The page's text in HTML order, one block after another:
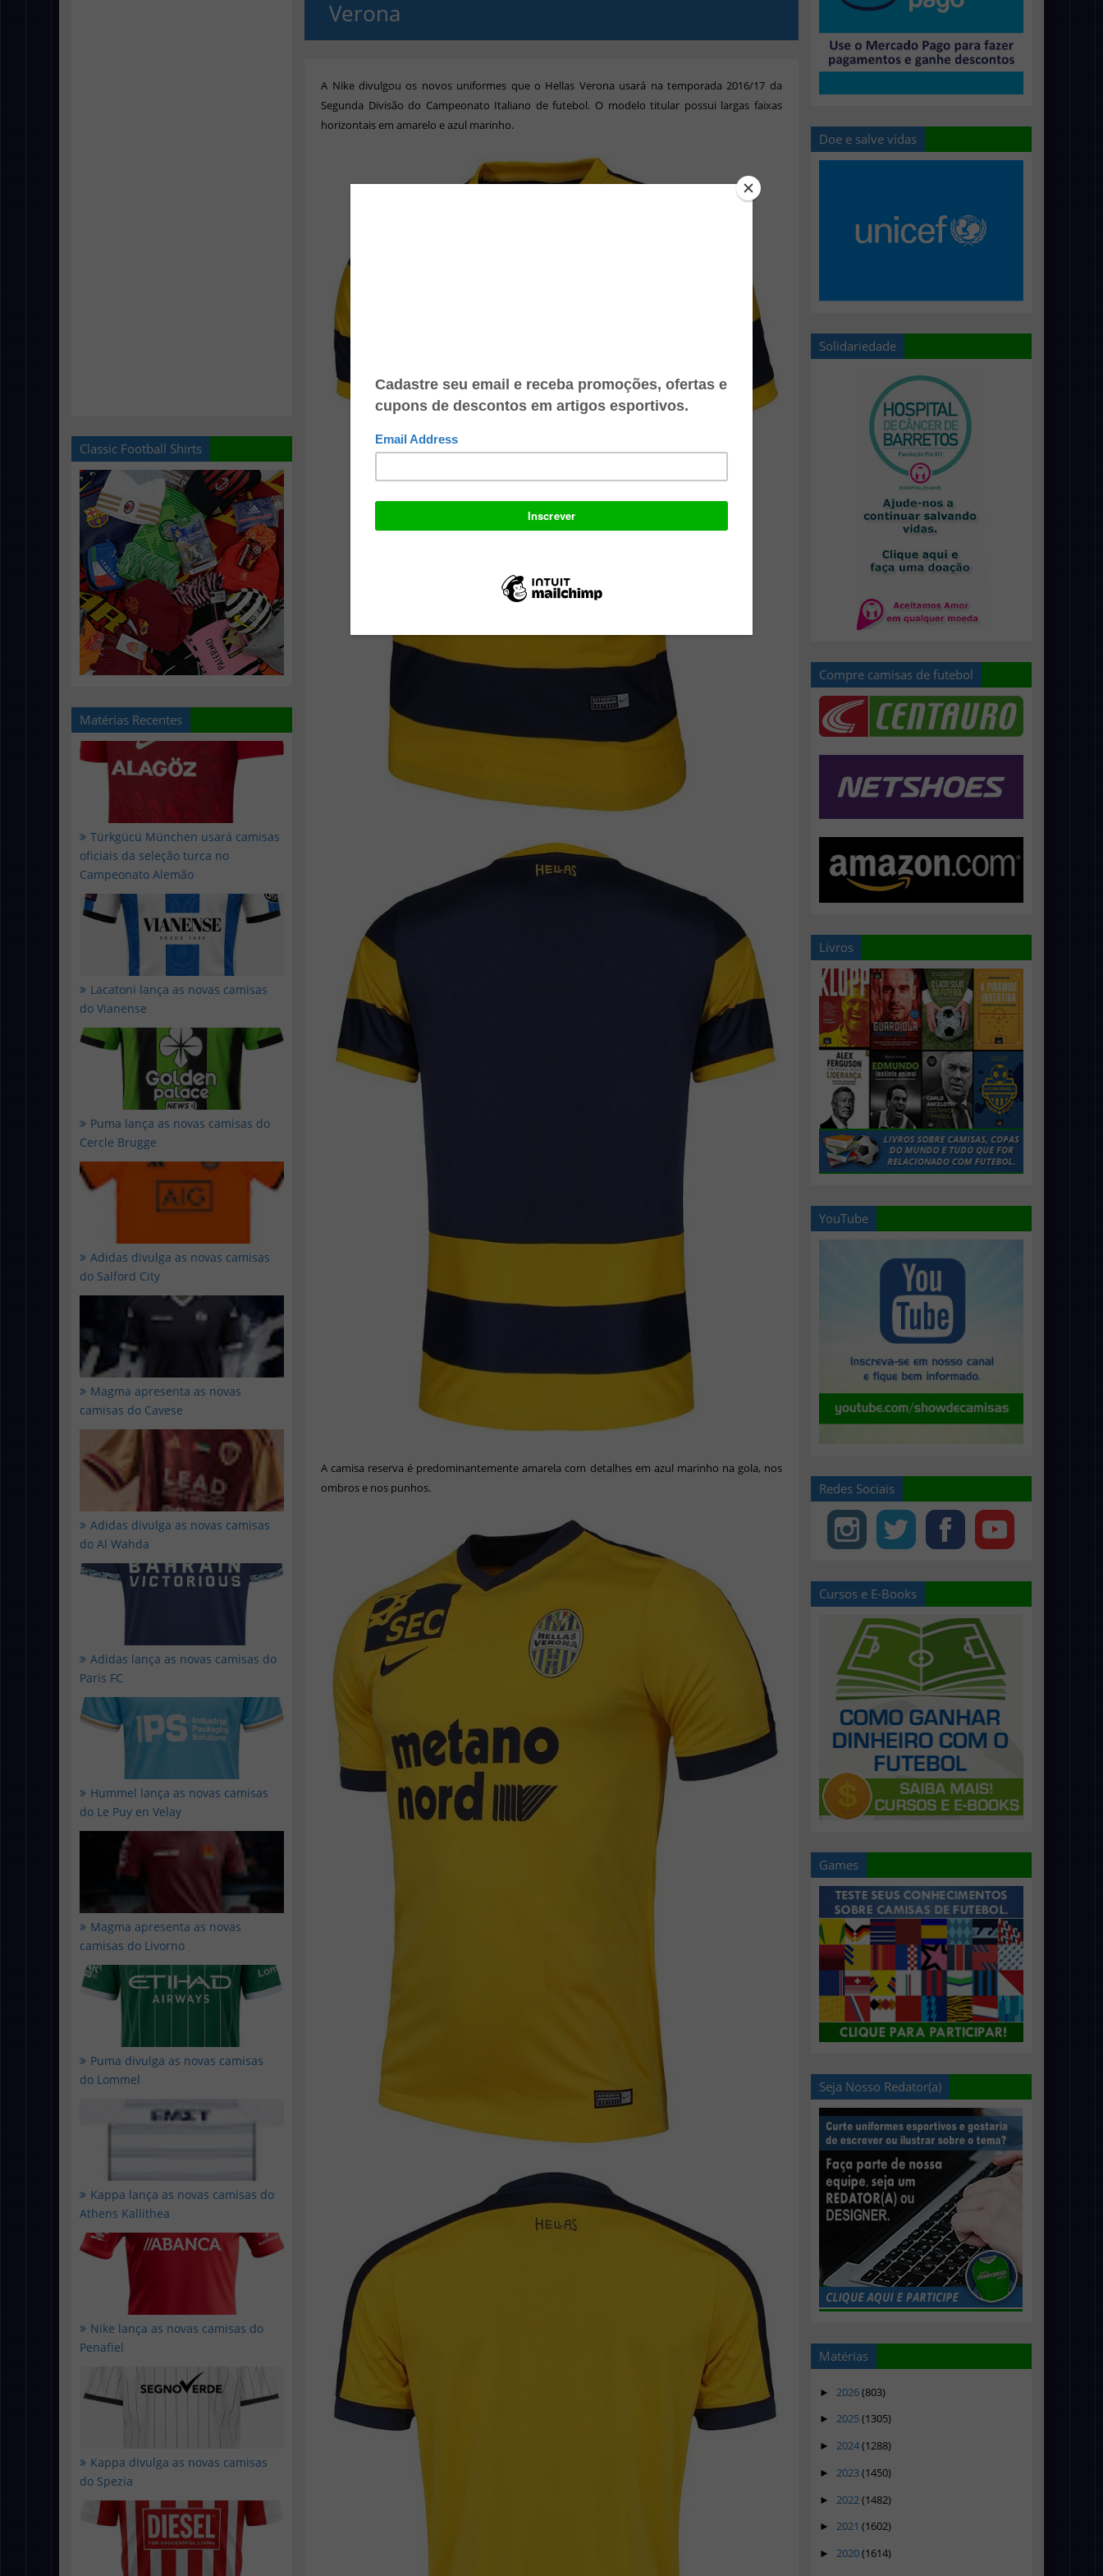
Classic Football Shirts
Matérias Recentes
Türkgücü München usará camisas
oficiais da seleção turca no
Campeonato Alemão
Lacatoni lança as novas camisas
do Vianense
Puma lança as novas camisas do
Cercle Brugge
Adidas divulga as novas camisas
do Salford City
Magma apresenta as novas
camisas do Cavese
Adidas divulga as novas camisas
do Al Wahda
Adidas lança as novas camisas do
Paris FC
Hummel lança as novas camisas
do Le Puy en Velay
Magma apresenta as novas
camisas do Livorno
Puma divulga as novas camisas
do Lommel
Kappa lança as novas camisas do
Athens Kallithea
Nike lança as novas camisas do
Penafiel
Kappa divulga as novas camisas
do Spezia
Verona
A Nike divulgou os novos uniformes que o Hellas Verona usará na temporada 2016/17 da
Segunda Divisão do Campeonato Italiano de futebol. O modelo titular possui largas faixas
horizontais em amarelo e azul marinho.
A camisa reserva é predominantemente amarela com detalhes em azul marinho na gola, nos
ombros e nos punhos.
Doe e salve vidas
Solidariedade
Compre camisas de futebol
Livros
YouTube
Redes Sociais
Cursos e E-Books
Games
Seja Nosso Redator(a)
Matérias
► 2026(803)
► 2025(1305)
► 2024(1288)
► 2023(1450)
► 2022(1482)
► 2021 (1602)
► 2020(1614)